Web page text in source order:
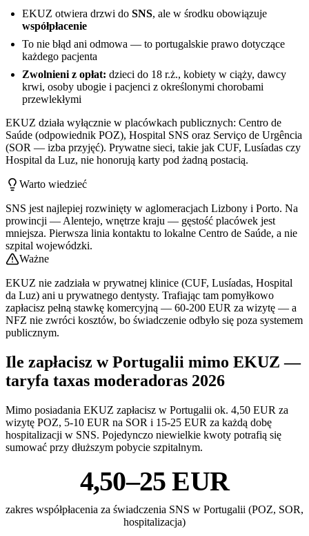
EKUZ otwiera drzwi do SNS, ale w środku obowiązuje
współpłacenie
To nie błąd ani odmowa — to portugalskie prawo dotyczące
każdego pacjenta
Zwolnieni z opłat: dzieci do 18 r.ż., kobiety w ciąży, dawcy
krwi, osoby ubogie i pacjenci z określonymi chorobami
przewlekłymi
EKUZ działa wyłącznie w placówkach publicznych: Centro de
Saúde (odpowiednik POZ), Hospital SNS oraz Serviço de Urgência
(SOR — izba przyjęć). Prywatne sieci, takie jak CUF, Lusíadas czy
Hospital da Luz, nie honorują karty pod żadną postacią.
Warto wiedzieć
SNS jest najlepiej rozwinięty w aglomeracjach Lizbony i Porto. Na
prowincji — Alentejo, wnętrze kraju — gęstość placówek jest
mniejsza. Pierwsza linia kontaktu to lokalne Centro de Saúde, a nie
szpital wojewódzki.
Ważne
EKUZ nie zadziała w prywatnej klinice (CUF, Lusíadas, Hospital
da Luz) ani u prywatnego dentysty. Trafiając tam pomyłkowo
zapłacisz pełną stawkę komercyjną — 60-200 EUR za wizytę — a
NFZ nie zwróci kosztów, bo świadczenie odbyło się poza systemem
publicznym.
Ile zapłacisz w Portugalii mimo EKUZ —
taryfa taxas moderadoras 2026
Mimo posiadania EKUZ zapłacisz w Portugalii ok. 4,50 EUR za
wizytę POZ, 5-10 EUR na SOR i 15-25 EUR za każdą dobę
hospitalizacji w SNS. Pojedynczo niewielkie kwoty potrafią się
sumować przy dłuższym pobycie szpitalnym.
4,50–25 EUR
zakres współpłacenia za świadczenia SNS w Portugalii (POZ, SOR,
hospitalizacja)